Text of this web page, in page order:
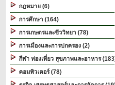
กฎหมาย (6)
การศึกษา (164)
การเกษตรและชีววิทยา (78)
การเมืองและการปกครอง (2)
กีฬา ท่องเที่ยว สุขภาพและอาหาร
คอมพิวเตอร์ (78)